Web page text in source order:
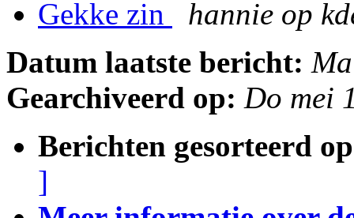
Gekke zin
hannie op
Datum laatste bericht:
Gearchiveerd op: Do mei
Berichten gesorteerd
]